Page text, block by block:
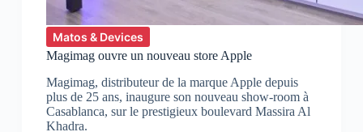
Matos & Devices
Magimag ouvre un nouveau store Apple
Magimag, distributeur de la marque Apple depuis
plus de 25 ans, inaugure son nouveau show-room à
Casablanca, sur le prestigieux boulevard Massira Al
Khadra.